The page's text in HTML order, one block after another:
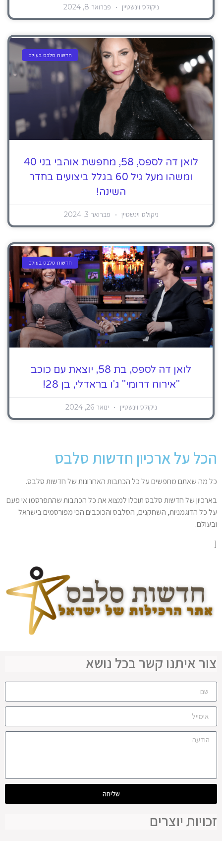
ניקולס וינשטיין פברואר 8, 2024
חדשות סלבס בעולם
לואן דה לספס, 58, מחפשת אוהבי בני 40
ומשהו מעל גיל 60 בגלל ביצועים בחדר
השינה!
ניקולס וינשטיין פברואר 3, 2024
חדשות סלבס בעולם
לואן דה לספס, בת 58, יוצאת עם כוכב
"אירוח דרומי" ג'ו בראדלי, בן 28!
ניקולס וינשטיין ינואר 26, 2024
הכל על ארכיון חדשות סלבס
כל מה שאתם מחפשים על כל הכתבות האחרונות של חדשות סלבס.
בארכיון של חדשות סלבס תוכלו למצוא את כל הכתבות שהתפרסמו אי פעם
על כל הדוגמניות, השחקנים, הסלבס והכוכבים הכי מפורסמים בישראל
ובעולם.
[
צור איתנו קשר בכל נושא
שליחה
זכויות יוצרים